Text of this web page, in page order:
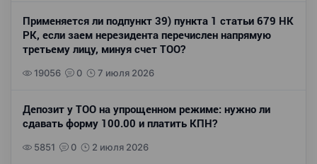
Применяется ли подпункт 39) пункта 1 статьи 679 НК
РК, если заем нерезидента перечислен напрямую
третьему лицу, минуя счет ТОО?
19056 0 7 июля 2026
Депозит у ТОО на упрощенном режиме: нужно ли
сдавать форму 100.00 и платить КПН?
5851 0 2 июля 2026